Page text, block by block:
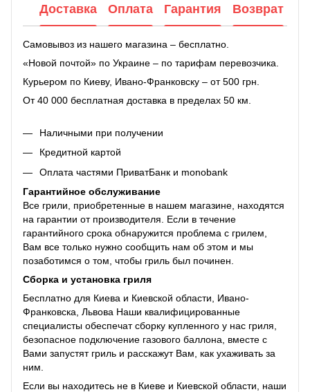
Доставка Оплата Гарантия Возврат
Самовывоз из нашего магазина – бесплатно.
«Новой почтой» по Украине – по тарифам перевозчика.
Курьером по Киеву, Ивано-Франковску – от 500 грн.
От 40 000 бесплатная доставка в пределах 50 км.
Наличными при получении
Кредитной картой
Оплата частями ПриватБанк и monobank
Гарантийное обслуживание
Все грили, приобретенные в нашем магазине, находятся
на гарантии от производителя. Если в течение
гарантийного срока обнаружится проблема с грилем,
Вам все только нужно сообщить нам об этом и мы
позаботимся о том, чтобы гриль был починен.
Сборка и установка гриля
Бесплатно для Киева и Киевской области, Ивано-
Франковска, Львова Наши квалифицированные
специалисты обеспечат сборку купленного у нас гриля,
безопасное подключение газового баллона, вместе с
Вами запустят гриль и расскажут Вам, как ухаживать за
ним.
Если вы находитесь не в Киеве и Киевской области, наши